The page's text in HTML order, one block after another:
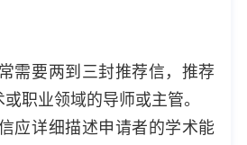
要两到三封推荐信，推荐
职业领域的导师或主管。
详细描述申请者的学术能